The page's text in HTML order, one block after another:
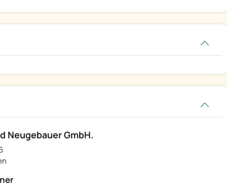
Neugebauer GmbH.